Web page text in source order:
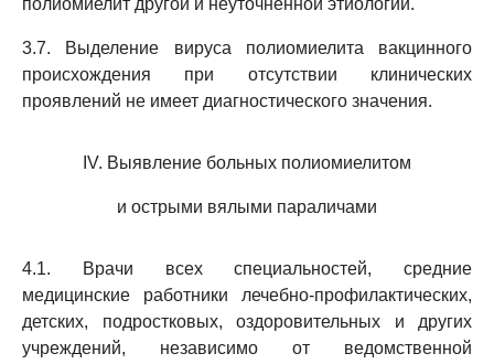
полиомиелит другой и неуточненной этиологии.
3.7. Выделение вируса полиомиелита вакцинного
происхождения при отсутствии клинических
проявлений не имеет диагностического значения.
IV. Выявление больных полиомиелитом
и острыми вялыми параличами
4.1. Врачи всех специальностей, средние
медицинские работники лечебно-профилактических,
детских, подростковых, оздоровительных и других
учреждений, независимо от ведомственной